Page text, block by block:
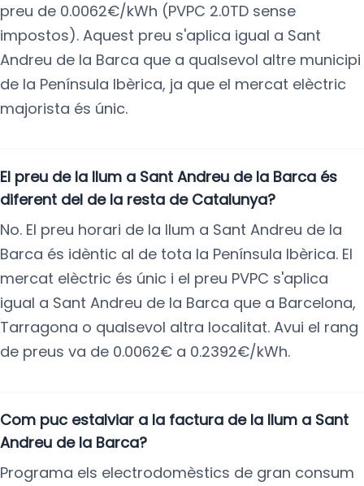
preu de 0.0062€/kWh (PVPC 2.0TD sense
impostos). Aquest preu s'aplica igual a Sant
Andreu de la Barca que a qualsevol altre municipi
de la Península Ibèrica, ja que el mercat elèctric
majorista és únic.
El preu de la llum a Sant Andreu de la Barca és
diferent del de la resta de Catalunya?
No. El preu horari de la llum a Sant Andreu de la
Barca és idèntic al de tota la Península Ibèrica. El
mercat elèctric és únic i el preu PVPC s'aplica
igual a Sant Andreu de la Barca que a Barcelona,
Tarragona o qualsevol altra localitat. Avui el rang
de preus va de 0.0062€ a 0.2392€/kWh.
Com puc estalviar a la factura de la llum a Sant
Andreu de la Barca?
Programa els electrodomèstics de gran consum